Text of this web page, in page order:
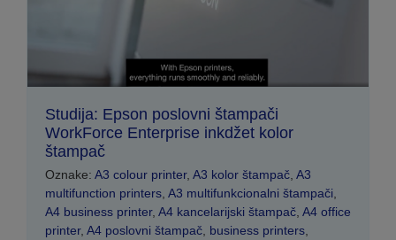
Studija: Epson poslovni štampači
WorkForce Enterprise inkdžet kolor
štampač
Oznake: A3 colour printer, A3 kolor štampač A3
multifunction printers A3 multifunkcionalni štampači
A4 business printer, A4 kancelarijski štampač A4 office
printer, A4 poslovni štampač business printers